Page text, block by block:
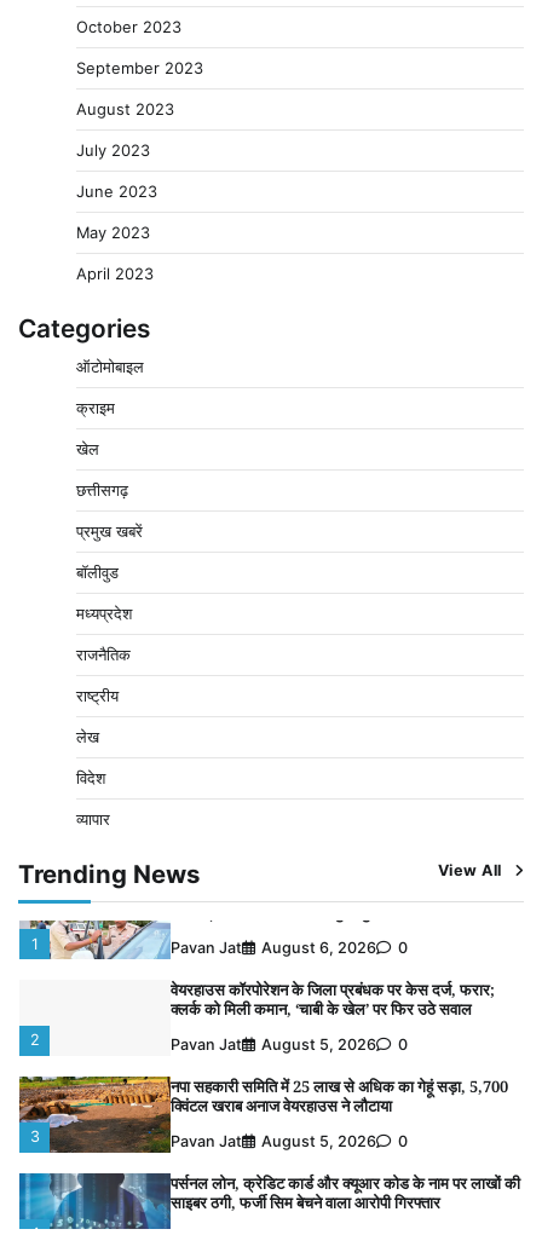
October 2023
September 2023
August 2023
July 2023
June 2023
May 2023
April 2023
Categories
ऑटोमोबाइल
क्राइम
खेल
छत्तीसगढ़
प्रमुख खबरें
बॉलीवुड
मध्यप्रदेश
राजनैतिक
राष्ट्रीय
लेख
विदेश
व्यापार
Trending News View All
Pavan Jat August 5, 2026 0
नपा सहकारी समिति में 25 लाख से अधिक का गेहूं सड़ा, 5,700
साइबर ठगी, फर्जी सिम बेचने वाला आरोपी गिरफ्तार
5 Pavan Jat
1 Pavan Jat August 6, 2026 0
2
वेयरहाउस कॉरपोरेशन के जिला प्रबंधक पर केस दर्ज, फरार;
क्लर्क को मिली कमान, ‘चाबी के खेल’ पर फिर उठे सवाल
Pavan Jat August 5, 2026 0
3
नपा सहकारी समिति में 25 लाख से अधिक का गेहूं सड़ा, 5,700
क्विंटल खराब अनाज वेयरहाउस ने लौटाया
Pavan Jat August 5, 2026 0
4
पर्सनल लोन, क्रेडिट कार्ड और क्यूआर कोड के नाम पर लाखों की
साइबर ठगी, फर्जी सिम बेचने वाला आरोपी गिरफ्तार